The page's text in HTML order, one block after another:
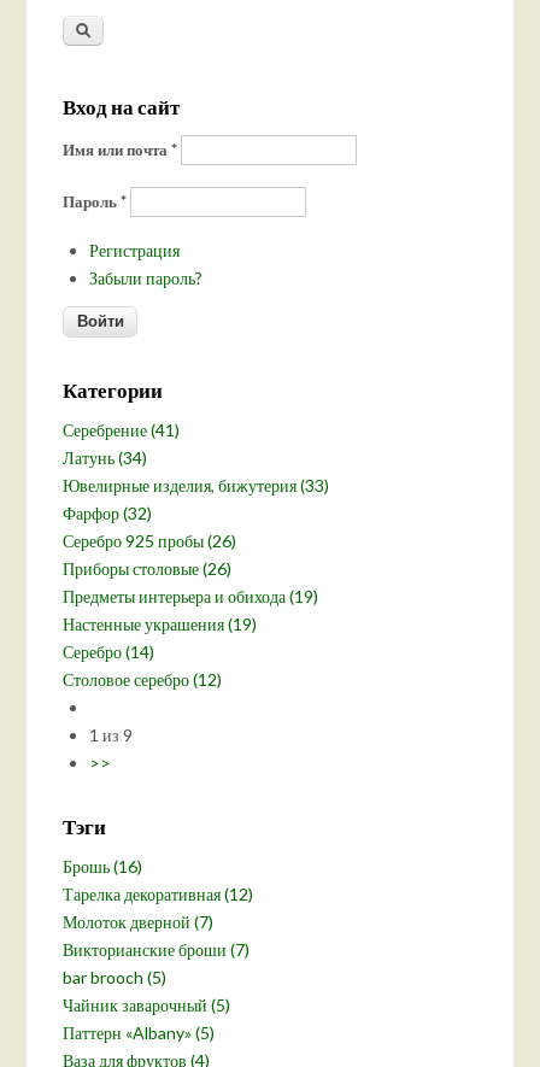
Вход на сайт
Имя или почта*
Пароль*
Регистрация
Забыли пароль?
Категории
Серебрение (41)
Латунь (34)
Ювелирные изделия, бижутерия (33)
Фарфор (32)
Серебро 925 пробы (26)
Приборы столовые (26)
Предметы интерьера и обихода (19)
Настенные украшения (19)
Серебро (14)
Столовое серебро (12)
1 из 9
>>
Тэги
Брошь (16)
Тарелка декоративная (12)
Молоток дверной (7)
Викторианские броши (7)
bar brooch (5)
Чайник заварочный (5)
Паттерн «Albany» (5)
Ваза для фруктов (4)